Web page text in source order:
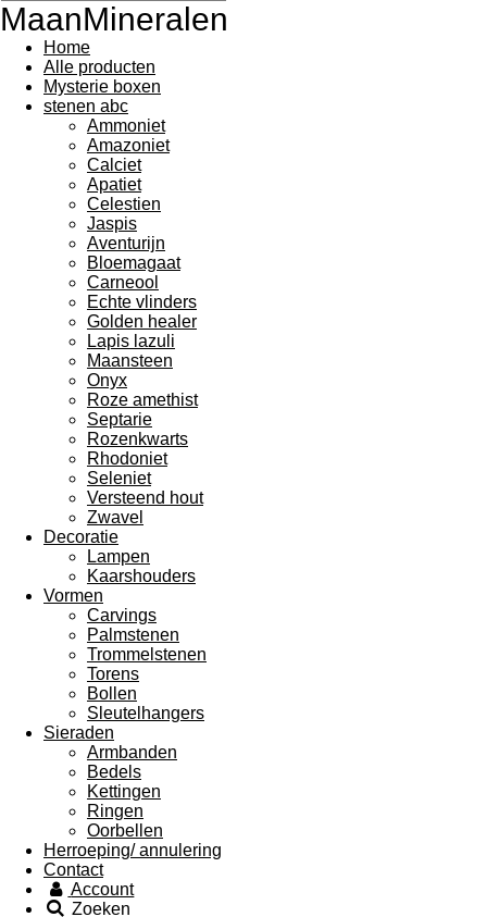
MaanMineralen
Home
Alle producten
Mysterie boxen
stenen abc
Ammoniet
Amazoniet
Calciet
Apatiet
Celestien
Jaspis
Aventurijn
Bloemagaat
Carneool
Echte vlinders
Golden healer
Lapis lazuli
Maansteen
Onyx
Roze amethist
Septarie
Rozenkwarts
Rhodoniet
Seleniet
Versteend hout
Zwavel
Decoratie
Lampen
Kaarshouders
Vormen
Carvings
Palmstenen
Trommelstenen
Torens
Bollen
Sleutelhangers
Sieraden
Armbanden
Bedels
Kettingen
Ringen
Oorbellen
Herroeping/ annulering
Contact
Account
Zoeken